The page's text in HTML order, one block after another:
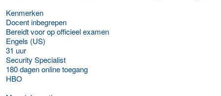
Kenmerken
Docent inbegrepen
Bereidt voor op officieel examen
Engels (US)
31 uur
Security Specialist
180 dagen online toegang
HBO